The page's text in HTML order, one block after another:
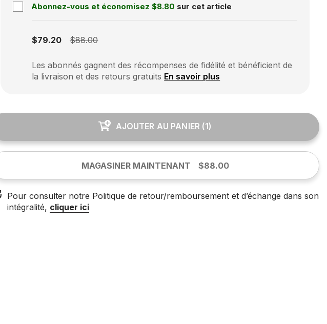
Abonnez-vous et économisez $8.80 sur cet article
$79.20
$88.00
Les abonnés gagnent des récompenses de fidélité et bénéficient de
la livraison et des retours gratuits En savoir plus
AJOUTER AU PANIER (1)
MAGASINER MAINTENANT $88.00
Pour consulter notre Politique de retour/remboursement et d’échange dans son
intégralité, cliquer ici